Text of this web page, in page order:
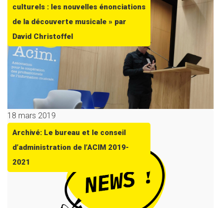
culturels : les nouvelles énonciations
de la découverte musicale » par
David Christoffel
18 mars 2019
Archivé: Le bureau et le conseil
d’administration de l’ACIM 2019-
2021